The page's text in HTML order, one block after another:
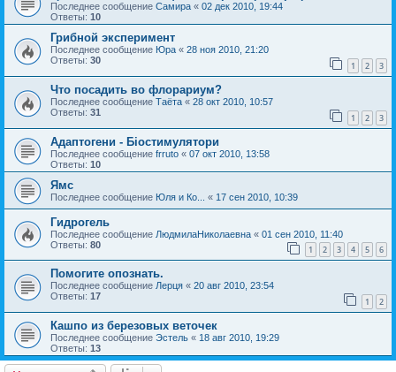
Последнее сообщение Самира « 02 дек 2010, 19:44
Ответы: 10
Грибной эксперимент
Последнее сообщение Юра « 28 ноя 2010, 21:20
Ответы: 30 1 2 3
Что посадить во флорариум?
Последнее сообщение Таёта « 28 окт 2010, 10:57
Ответы: 31 1 2 3
Адаптогени - Біостимулятори
Последнее сообщение frruto « 07 окт 2010, 13:58
Ответы: 10
Ямс
Последнее сообщение Юля и Ко... « 17 сен 2010, 10:39
Гидрогель
Последнее сообщение ЛюдмилаНиколаевна « 01 сен 2010, 11:40
Ответы: 80 1 2 3 4 5 6
Помогите опознать.
Последнее сообщение Лерця « 20 авг 2010, 23:54
Ответы: 17 1 2
Кашпо из березовых веточек
Последнее сообщение Эстель « 18 авг 2010, 19:29
Ответы: 13